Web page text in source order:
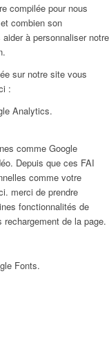
compilée pour nous
combien son
à personnaliser notre
sur notre site vous
:
Analytics.
comme Google
Depuis que ces FAI
comme votre
merci de prendre
fonctionnalités de
de la page.
Fonts.